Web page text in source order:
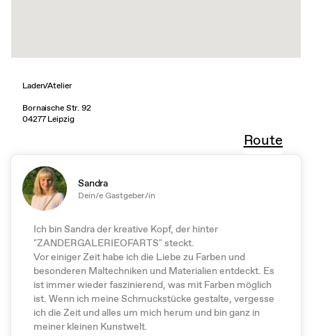
Laden/Atelier
Bornaische Str. 92
04277 Leipzig
Route
Sandra
Dein/e Gastgeber/in
Ich bin Sandra der kreative Kopf, der hinter
"ZANDERGALERIEOFARTS" steckt.
Vor einiger Zeit habe ich die Liebe zu Farben und
besonderen Maltechniken und Materialien entdeckt. Es
ist immer wieder faszinierend, was mit Farben möglich
ist. Wenn ich meine Schmuckstücke gestalte, vergesse
ich die Zeit und alles um mich herum und bin ganz in
meiner kleinen Kunstwelt.